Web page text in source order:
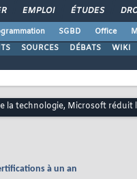
EMPLOI ÉTUDES
SGBD Office
SOURCES DÉBATS WIKI
la technologie, Microsoft
à un an